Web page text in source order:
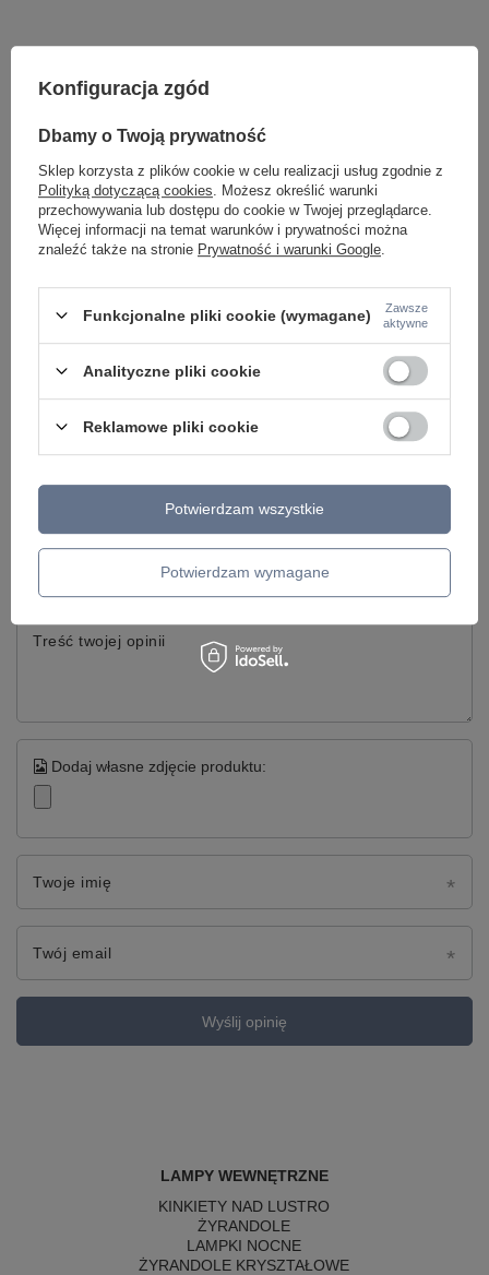
Potrzebujesz pomocy? Masz pytania lub
chcesz lepszą cenę?
szybko i przygotujemy indywidualną ofertę
Napisz do nas
Model znajdziesz w kategoriach
Napisz swoją opinię
Twoja ocena:
5/5
Treść twojej opinii
Dodaj własne zdjęcie produktu:
Twoje imię
Twój email
Wyślij opinię
LAMPY WEWNĘTRZNE
KINKIETY NAD LUSTRO
ŻYRANDOLE
LAMPKI NOCNE
ŻYRANDOLE KRYSZTAŁOWE
Konfiguracja zgód
Dbamy o Twoją prywatność
Sklep korzysta z plików cookie w celu realizacji usług zgodnie z
Polityką dotyczącą cookies . Możesz określić warunki
przechowywania lub dostępu do cookie w Twojej przeglądarce.
Więcej informacji na temat warunków i prywatności można
znaleźć także na stronie Prywatność i warunki Google
Funkcjonalne pliki cookie (wymagane)
Zawsze
aktywne
Analityczne pliki cookie
Reklamowe pliki cookie
Potwierdzam wymagane
Potwierdzam wszystkie